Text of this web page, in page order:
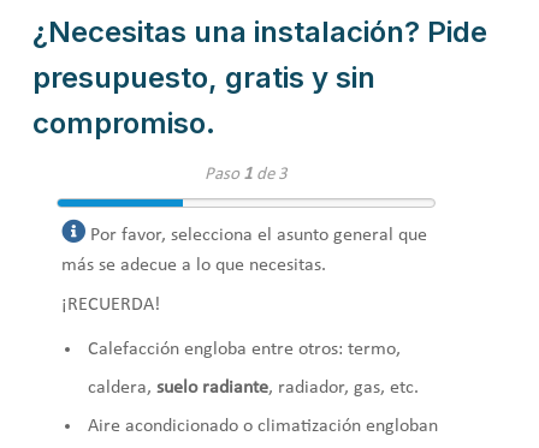
¿Necesitas una instalación? Pide
presupuesto, gratis y sin
compromiso.
Paso 1de 3
Por favor, selecciona el asunto general que
más se adecue a lo que necesitas.
¡RECUERDA!
Calefacción engloba entre otros: termo,
caldera, suelo radiante, radiador, gas, etc.
Aire acondicionado o climatización engloban